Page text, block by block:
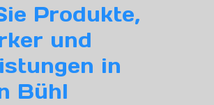
Anbieter werden
Login
Produkte,
und
in
Bühl